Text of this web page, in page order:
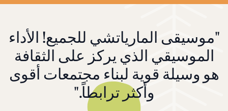
"موسيقى المارياتشي للجميع! الأداء
الموسيقي الذي يركز على الثقافة
هو وسيلة قوية لبناء مجتمعات أقوى
وأكثر ترابطاً."